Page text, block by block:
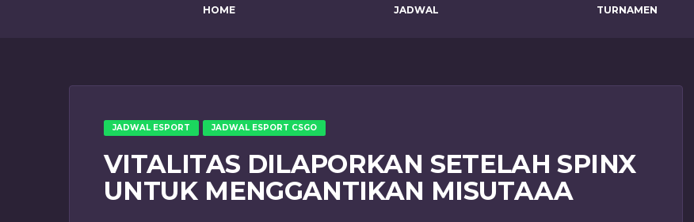
HOME JADWAL TURNAMEN
JADWAL ESPORT JADWAL ESPORT CSGO
VITALITAS DILAPORKAN SETELAH SPINX
UNTUK MENGGANTIKAN MISUTAAA